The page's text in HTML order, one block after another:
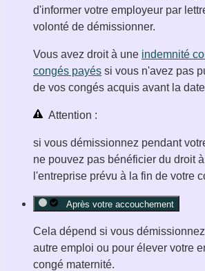
d'informer votre employeur par
volonté de démissionner.
Vous avez droit à une indemnité
congés payés si vous n'avez pas
de vos congés acquis avant la
Attention :
si vous démissionnez pendant
ne pouvez pas bénéficier du droit
l'entreprise prévu à la fin de votre
Après votre accouchement
Cela dépend si vous
autre emploi ou pour élever votre
congé maternité.